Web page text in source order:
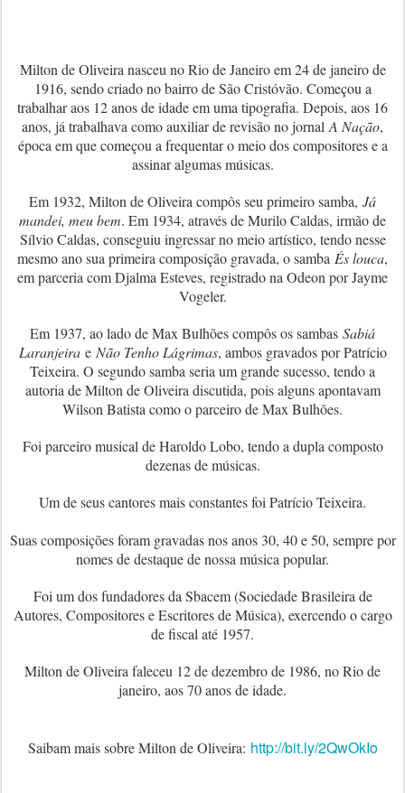
Milton de Oliveira nasceu no Rio de Janeiro em 24 de janeiro de
1916, sendo criado no bairro de São Cristóvão. Começou a
trabalhar aos 12 anos de idade em uma tipografia. Depois, aos 16
anos, já trabalhava como auxiliar de revisão no jornal A Nação,
época em que começou a frequentar o meio dos compositores e a
assinar algumas músicas.
Em 1932, Milton de Oliveira compôs seu primeiro samba, Já
mandei, meu bem. Em 1934, através de Murilo Caldas, irmão de
Sílvio Caldas, conseguiu ingressar no meio artístico, tendo nesse
mesmo ano sua primeira composição gravada, o samba És louca,
em parceria com Djalma Esteves, registrado na Odeon por Jayme
Vogeler.
Em 1937, ao lado de Max Bulhões compôs os sambas Sabiá
Laranjeirae Não Tenho Lágrimas, ambos gravados por Patrício
Teixeira. O segundo samba seria um grande sucesso, tendo a
autoria de Milton de Oliveira discutida, pois alguns apontavam
Wilson Batista como o parceiro de Max Bulhões.
Foi parceiro musical de Haroldo Lobo, tendo a dupla composto
dezenas de músicas.
Um de seus cantores mais constantes foi Patrício Teixeira.
Suas composições foram gravadas nos anos 30, 40 e 50, sempre por
nomes de destaque de nossa música popular.
Foi um dos fundadores da Sbacem (Sociedade Brasileira de
Autores, Compositores e Escritores de Música), exercendo o cargo
de fiscal até 1957.
Milton de Oliveira faleceu 12 de dezembro de 1986, no Rio de
janeiro, aos 70 anos de idade.
Saibam mais sobre Milton de Oliveira: http://bit.ly/2QwOkIo